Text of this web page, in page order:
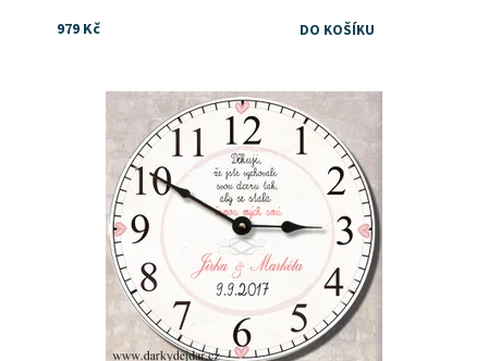
979 Kč
Dostupnost: Skladem